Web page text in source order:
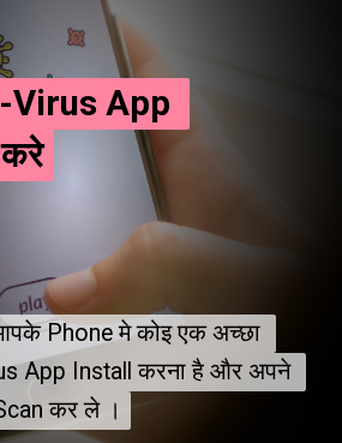
Phone मे कोइ एक अच्छा
App Install करना है और अपने
कर ले ।
Phone मे कोइ एक अच्छा
App Install करना है और अपने
कर ले ।
Virus App
Virus App